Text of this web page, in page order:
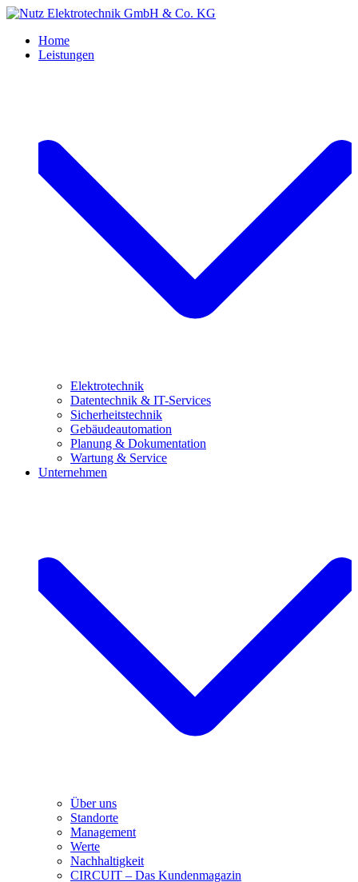
Home
Leistungen
Elektrotechnik
Datentechnik & IT-Services
Sicherheitstechnik
Gebäudeautomation
Planung & Dokumentation
Wartung & Service
Unternehmen
Über uns
Standorte
Management
Werte
Nachhaltigkeit
CIRCUIT – Das Kundenmagazin